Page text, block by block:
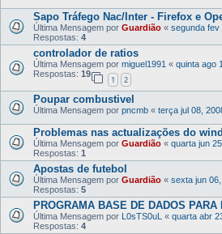
Sapo Tráfego Nac/Inter - Firefox e
Última Mensagem por Guardião « segunda fev
Respostas: 4
controlador de ratios
Última Mensagem por miguel1991 « quinta ago
Respostas: 19
1 2
Poupar combustivel
Última Mensagem por pncmb « terça jul 08,
Problemas nas actualizações do
Última Mensagem por Guardião « quarta jun
Respostas: 1
Apostas de futebol
Última Mensagem por Guardião « sexta jun
Respostas: 5
PROGRAMA BASE DE DADOS PARA
Última Mensagem por L0sTS0uL « quarta abr
Respostas: 4